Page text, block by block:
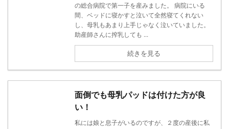
の総合病院で第一子を産みました。 病院にいる
間、ベッドに寝かすと泣いて全然寝てくれない
し、母乳もあまり上手じゃなく泣いていました。
助産師さんに搾乳しても ...
続きを見る
面倒でも母乳パッドは付けた方が良
い！
私には娘と息子がいるのですが、２度の産後に私